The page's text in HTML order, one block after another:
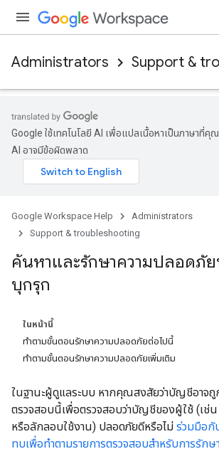
Administrators Support &
Google ใช้เทคโนโลยี AI เพื่อแปลเนื้อหาเป็นภาษาที่คุ
AI อาจมีข้อผิดพลาด
Google Workspace Help
Administrators
Support & troubleshooting
ค้นหาและรักษาความปลอดภั
บุกรุก
ในหน้านี้
ทำตามขั้นตอนรักษาความปลอดภัยต่อไปนี้
ทำตามขั้นตอนรักษาความปลอดภัยเพิ่มเติม
ในฐานะผู้ดูแลระบบ หากคุณสงสัยว่าบัญชีอาจถู
ตรวจสอบนี้เพื่อตรวจสอบว่าบัญชีของผู้ใช้ (เ
หรือลักลอบใช้งาน) ปลอดภัยดีหรือไม่ ร่วมมือกั
ทบเพื่อทำตามรายการตรวจสอบสำหรับการรัก